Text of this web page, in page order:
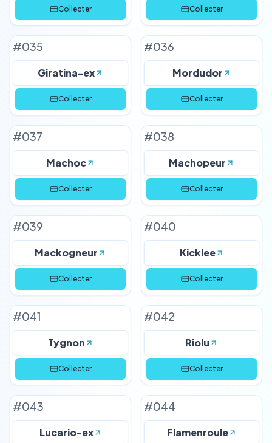
Collecter Collecter
#035
Giratina-ex
Collecter
#036
Mordudor
Collecter
#037
Machoc
Collecter
#038
Machopeur
Collecter
#039
Mackogneur
Collecter
#040
Kicklee
Collecter
#041
Tygnon
Collecter
#042
Riolu
Collecter
#043
Lucario-ex
#044
Flamenroule